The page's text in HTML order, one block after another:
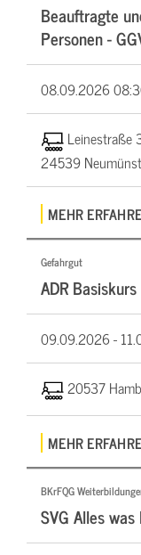
Beauftragte
Personen -
08.09.2026
Leinestraße
24539
MEHR
Gefahrgut
ADR
09.09.2026 -
20537
MEHR
BKrFQG
SVG Alles